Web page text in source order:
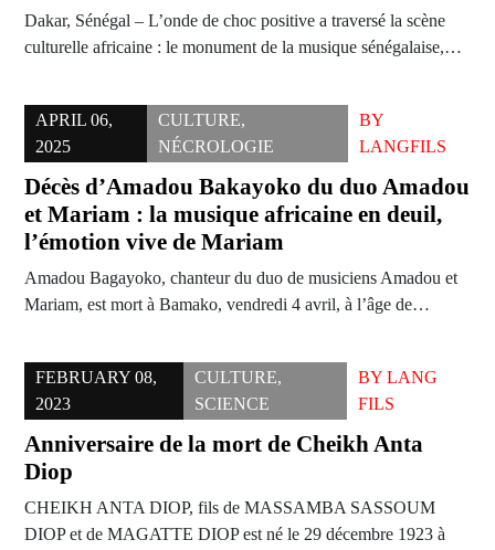
Dakar, Sénégal – L’onde de choc positive a traversé la scène
culturelle africaine : le monument de la musique sénégalaise,…
APRIL 06,
2025
CULTURE,
NÉCROLOGIE
BY
LANGFILS
Décès d’Amadou Bakayoko du duo Amadou
et Mariam : la musique africaine en deuil,
l’émotion vive de Mariam
Amadou Bagayoko, chanteur du duo de musiciens Amadou et
Mariam, est mort à Bamako, vendredi 4 avril, à l’âge de…
FEBRUARY 08,
2023
CULTURE,
SCIENCE
BY LANG
FILS
Anniversaire de la mort de Cheikh Anta
Diop
CHEIKH ANTA DIOP, fils de MASSAMBA SASSOUM
DIOP et de MAGATTE DIOP est né le 29 décembre 1923 à